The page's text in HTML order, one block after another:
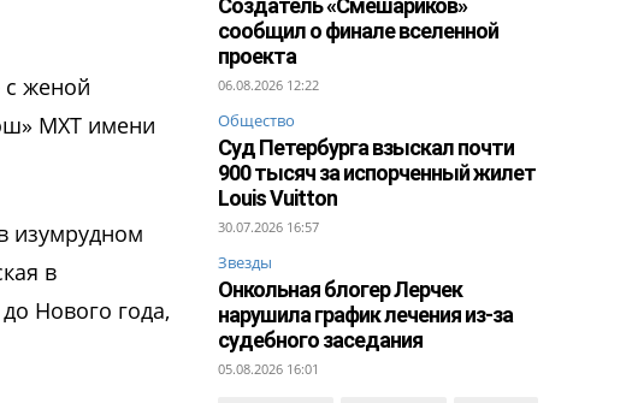
с женой
МХТ имени
изумрудном
в
Нового года,
Создатель «Смешариков»
сообщил о финале вселенной
проекта
06.08.2026 12:22
Общество
Суд Петербурга взыскал почти
900 тысяч за испорченный жилет
Louis Vuitton
30.07.2026 16:57
Звезды
Онкольная блогер Лерчек
нарушила график лечения из-за
судебного заседания
05.08.2026 16:01